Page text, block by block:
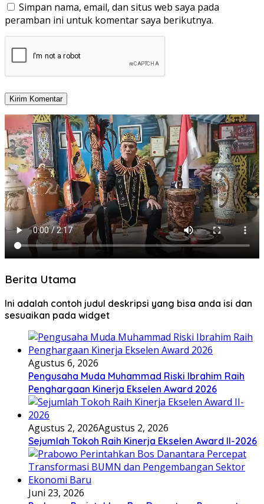
Simpan nama, email, dan situs web saya pada
peramban ini untuk komentar saya berikutnya.
Berita Utama
Ini adalah contoh judul deskripsi yang bisa anda isi dan
sesuaikan pada widget
Agustus 6, 2026
Pengusaha Muda Muhammad Riski Ibrahim Raih
Penghargaan Kinerja Ekselen Award 2026
Agustus 2, 2026Agustus 2, 2026
Sejumlah Tokoh Raih Kinerja Ekselen Award II-2026
Juni 23, 2026